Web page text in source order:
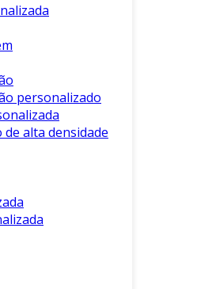
personalizado
alta densidade